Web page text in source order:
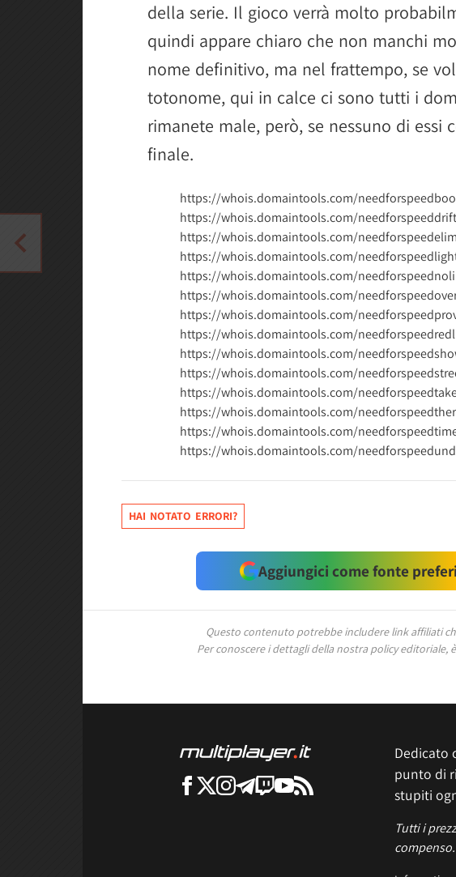
della serie. Il gioco verrà molto
quindi appare chiaro che non manchi
nome definitivo, ma nel frattempo, se
totonome, qui in calce ci sono tutti i
rimanete male, però, se nessuno di essi
finale.
https://whois.domaintools.com/
https://whois.domaintools.com/
https://whois.domaintools.com/
https://whois.domaintools.com/
https://whois.domaintools.com/
https://whois.domaintools.com/
https://whois.domaintools.com/
https://whois.domaintools.com/
https://whois.domaintools.com/
https://whois.domaintools.com/
https://whois.domaintools.com/
https://whois.domaintools.com/
https://whois.domaintools.com/
https://whois.domaintools.com/
HAI NOTATO ERRORI?
Aggiungici come fonte
Questo contenuto potrebbe includere link affiliati
Per conoscere i dettagli della nostra policy editoriale,
Dedicato
punto di
stupiti
Tutti i
compenso.